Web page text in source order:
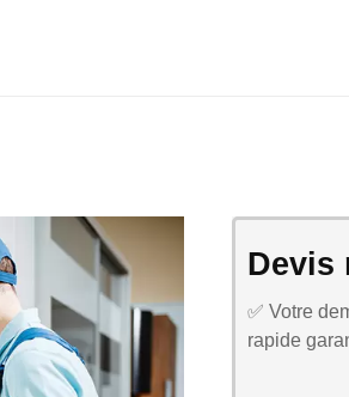
Devis
✅ Votre
rapide